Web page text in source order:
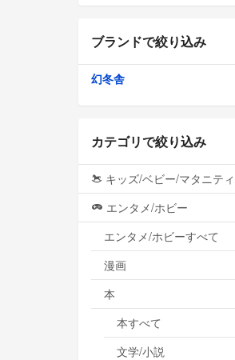
ブランドで絞り込み
幻冬舎
カテゴリで絞り込み
キッズ/ベビー/マタニティ
エンタメ/ホビー
エンタメ/ホビーすべて
漫画
本
本すべて
文学/小説